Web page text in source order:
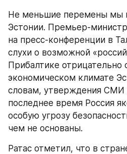
Не меньшие перемены мы
Эстонии. Премьер-
на пресс-конференции в
слухи о возможной
Прибалтике отрицательно
экономическом климате
словам, утверждения СМИ
последнее время Россия
особую угрозу
чем не основаны.
Ратас отметил, что в